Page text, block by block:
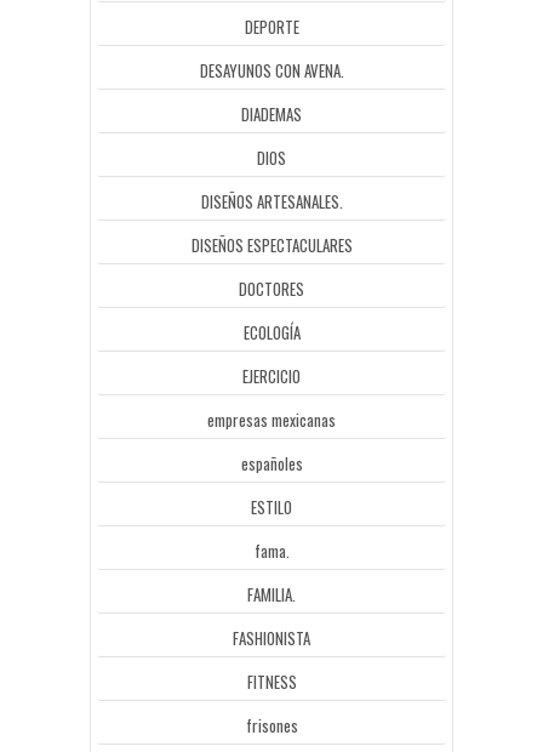
DEPORTE
DESAYUNOS CON AVENA.
DIADEMAS
DIOS
DISEÑOS ARTESANALES.
DISEÑOS ESPECTACULARES
DOCTORES
ECOLOGÍA
EJERCICIO
empresas mexicanas
españoles
ESTILO
fama.
FAMILIA.
FASHIONISTA
FITNESS
frisones